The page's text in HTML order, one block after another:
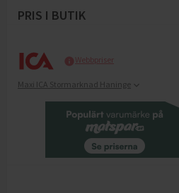
PRIS I BUTIK
Webbpriser
Maxi ICA Stormarknad Haninge